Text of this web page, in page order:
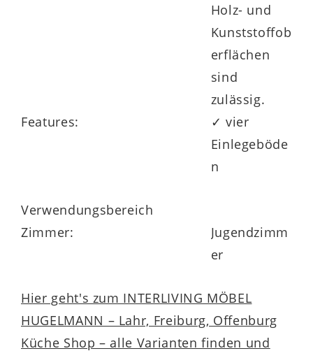
Holz- und
Kunststoffob
erflächen
sind
zulässig.
Features:
✓ vier
Einlegeböde
n
Verwendungsbereich
Zimmer:
Jugendzimm
er
Hier geht's zum INTERLIVING MÖBEL
HUGELMANN – Lahr, Freiburg, Offenburg
Küche Shop – alle Varianten finden und